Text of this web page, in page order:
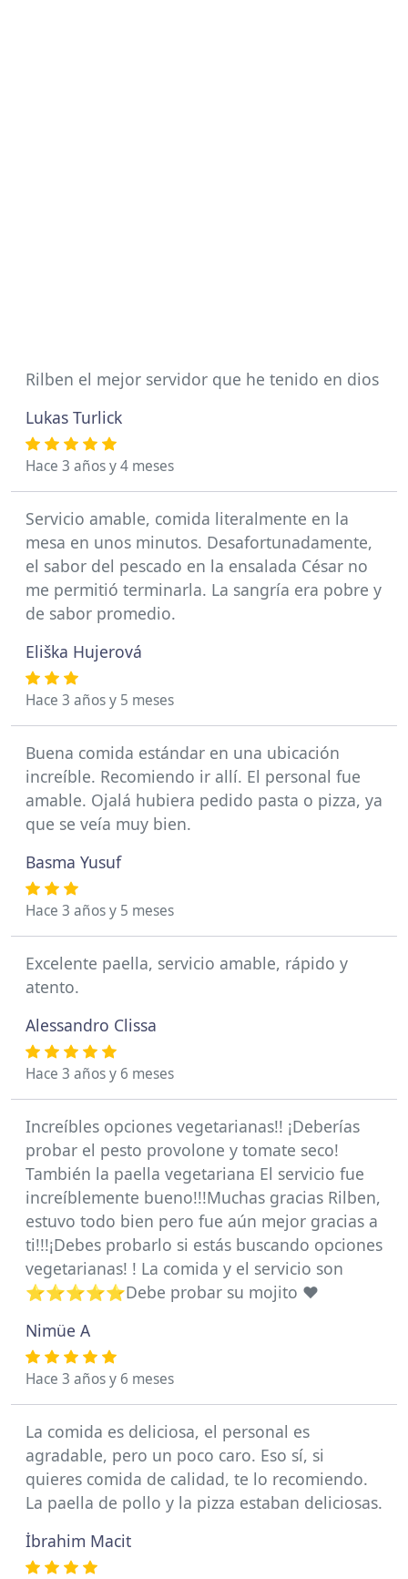
Rilben el mejor servidor que he tenido en dios
Lukas Turlick
Hace 3 años y 4 meses
Servicio amable, comida literalmente en la
mesa en unos minutos. Desafortunadamente,
el sabor del pescado en la ensalada César no
me permitió terminarla. La sangría era pobre y
de sabor promedio.
Eliška Hujerová
Hace 3 años y 5 meses
Buena comida estándar en una ubicación
increíble. Recomiendo ir allí. El personal fue
amable. Ojalá hubiera pedido pasta o pizza, ya
que se veía muy bien.
Basma Yusuf
Hace 3 años y 5 meses
Excelente paella, servicio amable, rápido y
atento.
Alessandro Clissa
Hace 3 años y 6 meses
Increíbles opciones vegetarianas!! ¡Deberías
probar el pesto provolone y tomate seco!
También la paella vegetariana El servicio fue
increíblemente bueno!!!Muchas gracias Rilben,
estuvo todo bien pero fue aún mejor gracias a
ti!!!¡Debes probarlo si estás buscando opciones
vegetarianas! ! La comida y el servicio son
⭐️⭐️⭐️⭐️⭐️Debe probar su mojito ❤️
Nimüe A
Hace 3 años y 6 meses
La comida es deliciosa, el personal es
agradable, pero un poco caro. Eso sí, si
quieres comida de calidad, te lo recomiendo.
La paella de pollo y la pizza estaban deliciosas.
İbrahim Macit